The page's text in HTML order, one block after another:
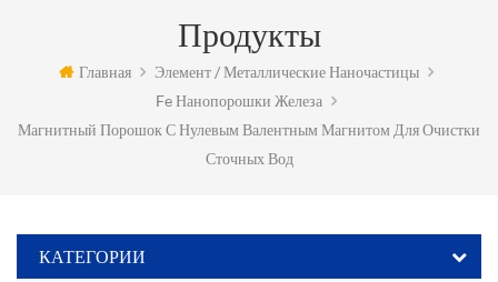
Продукты
Главная
Элемент / Металлические Наночастицы
Fe Нанопорошки Железа
Магнитный Порошок С Нулевым Валентным Магнитом Для Очистки
Сточных Вод
КАТЕГОРИИ